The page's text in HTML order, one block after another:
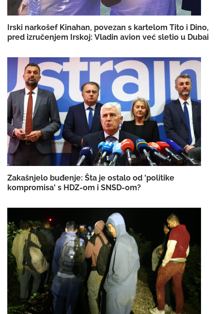
Irski narkošef Kinahan, povezan s kartelom Tito i Dino,
pred izručenjem Irskoj: Vladin avion već sletio u Dubai
Zakašnjelo buđenje: Šta je ostalo od 'politike
kompromisa' s HDZ-om i SNSD-om?